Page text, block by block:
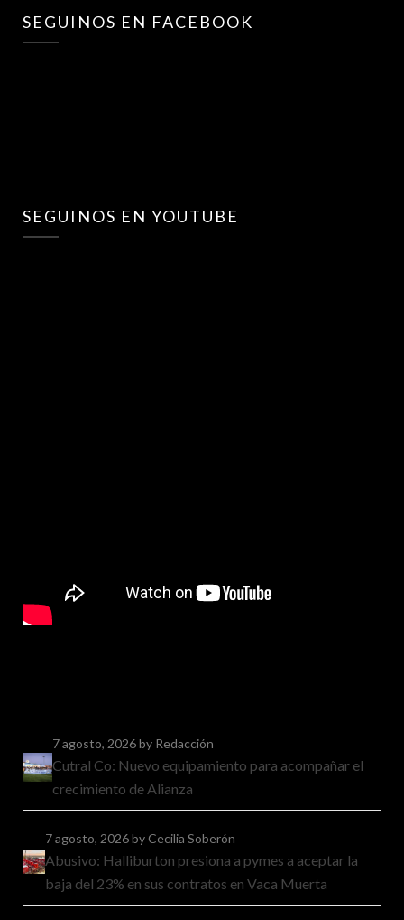
SEGUINOS EN FACEBOOK
SEGUINOS EN YOUTUBE
7 agosto, 2026by Redacción
Cutral Co: Nuevo equipamiento para acompañar el
crecimiento de Alianza
7 agosto, 2026by Cecilia Soberón
Abusivo: Halliburton presiona a pymes a aceptar la
baja del 23% en sus contratos en Vaca Muerta